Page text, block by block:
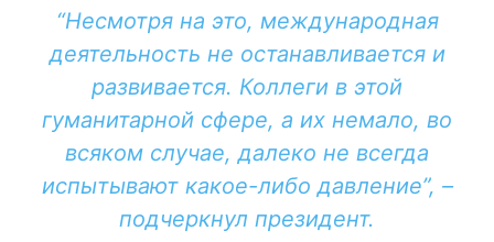
“Несмотря на это, международная
деятельность не останавливается и
развивается. Коллеги в этой
гуманитарной сфере, а их немало, во
всяком случае, далеко не всегда
испытывают какое-либо давление”, –
подчеркнул президент.